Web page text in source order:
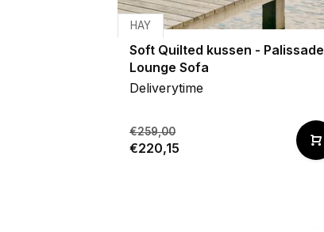
HAY
Soft Quilted kussen - Palissade
Lounge Sofa
Deliverytime
€259,00
€220,15